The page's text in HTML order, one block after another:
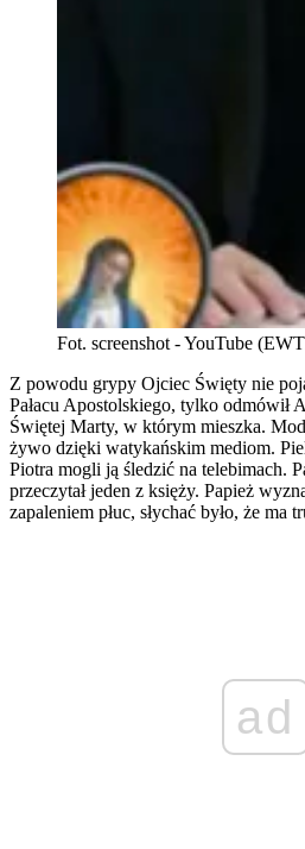
Fot. screenshot - YouTube
Z powodu grypy Ojciec Święty nie
Pałacu Apostolskiego, tylko odmówił
Świętej Marty, w którym mieszka.
żywo dzięki watykańskim mediom.
Piotra mogli ją śledzić na telebimach.
przeczytał jeden z księży. Papież
zapaleniem płuc, słychać było, że ma
ad